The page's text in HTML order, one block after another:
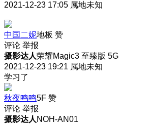
2021-12-23 17:05 属地未知
中国二妮地板 赞
评论 举报
摄影达人荣耀Magic3 至臻版 5G
2021-12-23 19:21 属地未知
学习了
秋夜鸣鸣5F 赞
评论 举报
摄影达人 NOH-AN01